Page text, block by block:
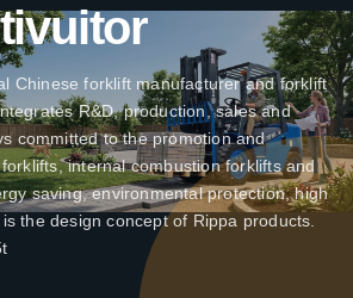
Chinese forklift manufacturer and forklift
R&D, production, sales and
committed to the promotion and
internal combustion forklifts and
saving, environmental protection, high
the design concept of Rippa products.